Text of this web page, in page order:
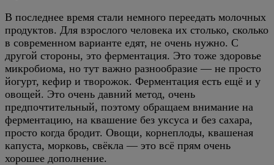
В последнее время стали немного переедать молочных
продуктов. Для взрослого человека их столько, сколько
в современном варианте едят, не очень нужно. С
другой стороны, это ферментация. Это тоже здоровье
микробиома, но тут важно разнообразие — не просто
йогурт, кефир и творожок. Ферментация есть ещё и у
овощей. Это очень давний метод, очень
предпочтительный, поэтому обращаем внимание на
ферментацию, на квашение без уксуса и без сахара,
просто когда бродит. Овощи, корнеплоды, квашеная
капуста, морковь, свёкла — это всё прям очень
хорошее дополнение.